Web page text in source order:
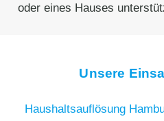
oder eines Hauses
Unsere
Haushaltsauflösung